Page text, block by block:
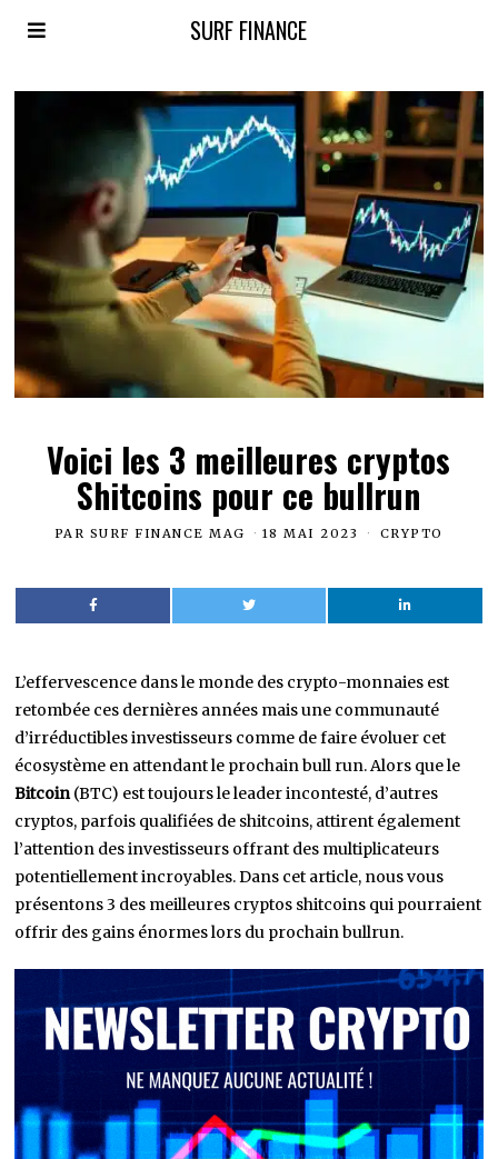
SURF FINANCE
Voici les 3 meilleures cryptos
Shitcoins pour ce bullrun
PAR SURF FINANCE MAG 18 MAI 2023 CRYPTO
L’effervescence dans le monde des crypto-monnaies est
retombée ces dernières années mais une communauté
d’irréductibles investisseurs comme de faire évoluer cet
écosystème en attendant le prochain bull run. Alors que le
Bitcoin(BTC) est toujours le leader incontesté, d’autres
cryptos, parfois qualifiées de shitcoins, attirent également
l’attention des investisseurs offrant des multiplicateurs
potentiellement incroyables. Dans cet article, nous vous
présentons 3 des meilleures cryptos shitcoins qui pourraient
offrir des gains énormes lors du prochain bullrun.